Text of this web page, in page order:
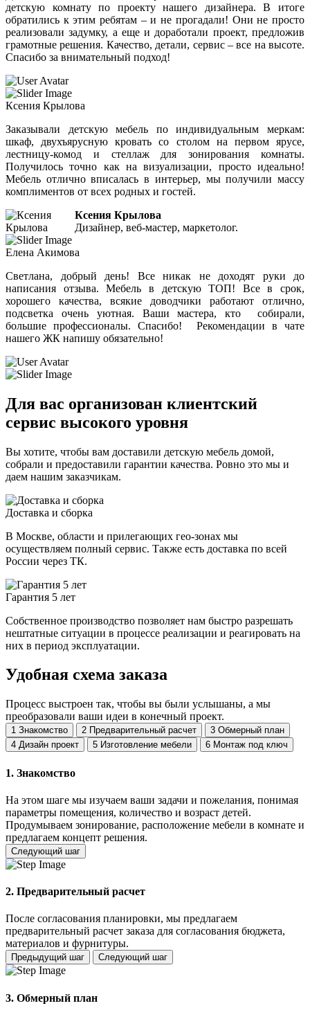
детскую комнату по проекту нашего дизайнера. В итоге
обратились к этим ребятам – и не прогадали! Они не просто
реализовали задумку, а еще и доработали проект, предложив
грамотные решения. Качество, детали, сервис – все на высоте.
Спасибо за внимательный подход!
Ксения Крылова
Заказывали детскую мебель по индивидуальным меркам:
шкаф, двухъярусную кровать со столом на первом ярусе,
лестницу-комод и стеллаж для зонирования комнаты.
Получилось точно как на визуализации, просто идеально!
Мебель отлично вписалась в интерьер, мы получили массу
комплиментов от всех родных и гостей.
Ксения Крылова
Дизайнер, веб-мастер, маркетолог.
Елена Акимова
Светлана, добрый день! Все никак не доходят руки до
написания отзыва. Мебель в детскую ТОП! Все в срок,
хорошего качества, всякие доводчики работают отлично,
подсветка очень уютная. Ваши мастера, кто собирали,
большие профессионалы. Спасибо! Рекомендации в чате
нашего ЖК напишу обязательно!
Для вас организован клиентский
сервис высокого уровня
Вы хотите, чтобы вам доставили детскую мебель домой,
собрали и предоставили гарантии качества. Ровно это мы и
даем нашим заказчикам.
Доставка и сборка
В Москве, области и прилегающих гео-зонах мы
осуществляем полный сервис. Также есть доставка по всей
России через ТК.
Гарантия 5 лет
Собственное производство позволяет нам быстро разрешать
нештатные ситуации в процессе реализации и реагировать на
них в период эксплуатации.
Удобная схема заказа
Процесс выстроен так, чтобы вы были услышаны, а мы
преобразовали ваши идеи в конечный проект.
1 Знакомство 2 Предварительный расчет 3 Обмерный план
4 Дизайн проект 5 Изготовление мебели 6 Монтаж под ключ
1. Знакомство
На этом шаге мы изучаем ваши задачи и пожелания, понимая
параметры помещения, количество и возраст детей.
Продумываем зонирование, расположение мебели в комнате и
предлагаем концепт решения.
Следующий шаг
2. Предварительный расчет
После согласования планировки, мы предлагаем
предварительный расчет заказа для согласования бюджета,
материалов и фурнитуры.
Предыдущий шаг Следующий шаг
3. Обмерный план